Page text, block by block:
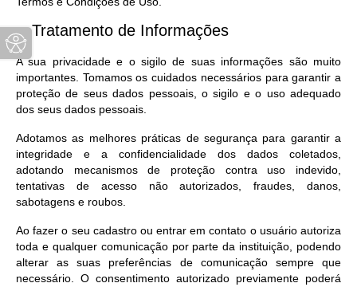
Tratamento de Informações
A sua privacidade e o sigilo de suas informações são muito
importantes. Tomamos os cuidados necessários para garantir a
proteção de seus dados pessoais, o sigilo e o uso adequado
dos seus dados pessoais.
Adotamos as melhores práticas de segurança para garantir a
integridade e a confidencialidade dos dados coletados,
adotando mecanismos de proteção contra uso indevido,
tentativas de acesso não autorizados, fraudes, danos,
sabotagens e roubos.
Ao fazer o seu cadastro ou entrar em contato o usuário autoriza
toda e qualquer comunicação por parte da instituição, podendo
alterar as suas preferências de comunicação sempre que
necessário. O consentimento autorizado previamente poderá